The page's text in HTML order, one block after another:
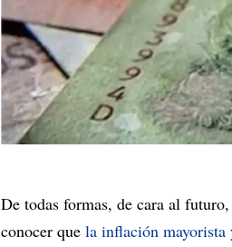
De todas formas, de cara al futuro,
conocer que la inflación mayorista